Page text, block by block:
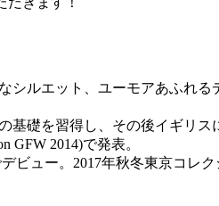
ルエット、ユーモアあふれる
礎を習得し、その後イギリス
2014)で発表。
ビュー。2017年秋冬東京コレ